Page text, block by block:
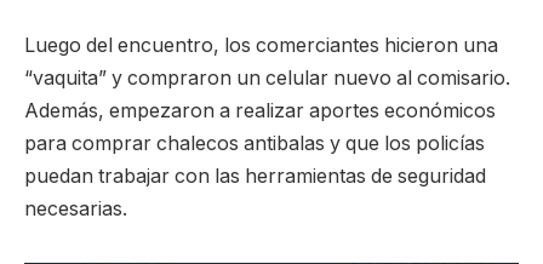
Luego del encuentro, los comerciantes hicieron una
“vaquita” y compraron un celular nuevo al comisario.
Además, empezaron a realizar aportes económicos
para comprar chalecos antibalas y que los policías
puedan trabajar con las herramientas de seguridad
necesarias.